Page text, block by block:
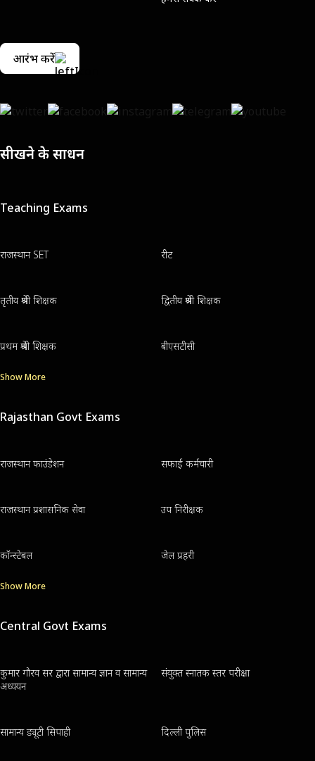
आरंभ करें
सीखने के साधन
Teaching Exams
राजस्थान SET रीट
तृतीय श्रेणी शिक्षक द्वितीय श्रेणी शिक्षक
प्रथम श्रेणी शिक्षक बीएसटीसी
Show More
Rajasthan Govt Exams
राजस्थान फाउंडेशन सफाई कर्मचारी
राजस्थान प्रशासनिक सेवा उप निरीक्षक
कॉन्स्टेबल जेल प्रहरी
Show More
Central Govt Exams
कुमार गौरव सर द्वारा सामान्य ज्ञान व सामान्य
अध्ययन
संयुक्त स्नातक स्तर परीक्षा
सामान्य ड्यूटी सिपाही दिल्ली पुलिस